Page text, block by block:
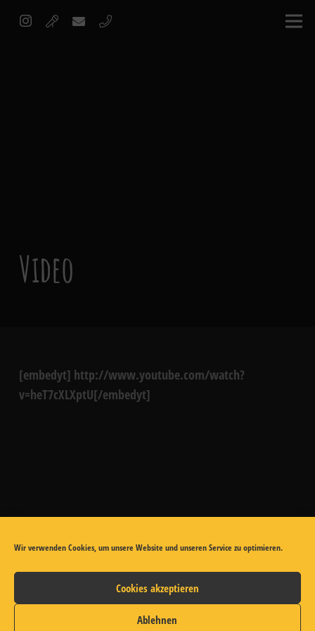
Wir verwenden Cookies, um unsere Website und unseren Service zu optimieren.
Cookies akzeptieren
Ablehnen
Video
[embedyt] http://www.youtube.com/watch?
v=heT7cXLXptU[/embedyt]
Presse FAQ Partner
Impressum